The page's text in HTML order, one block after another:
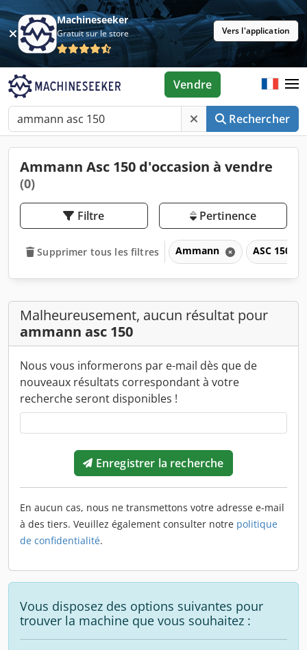
Machineseeker
Gratuit sur le store Vers l'application
Rechercher
Vendre
Ammann Asc 150 d'occasion à vendre
(0)
Filtre Pertinence
Supprimer tous les filtres Ammann ASC 150
Malheureusement, aucun résultat pour
ammann asc 150
Nous vous informerons par e-mail dès que de
nouveaux résultats correspondant à votre
recherche seront disponibles !
Enregistrer la recherche
En aucun cas, nous ne transmettons votre adresse e-mail
à des tiers. Veuillez également consulter notre politique
de confidentialité.
Vous disposez des options suivantes pour
trouver la machine que vous souhaitez :